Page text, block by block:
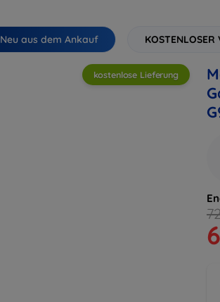
Neu aus dem Ankauf KOSTENLOSER
kostenlose Lieferung